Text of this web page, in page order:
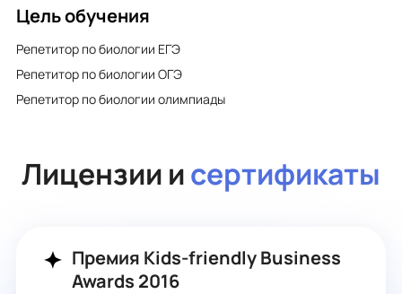
Цель обучения
Репетитор по биологии ЕГЭ
Репетитор по биологии ОГЭ
Репетитор по биологии олимпиады
Лицензии исертификаты
Премия Kids-friendly Business
Awards 2016